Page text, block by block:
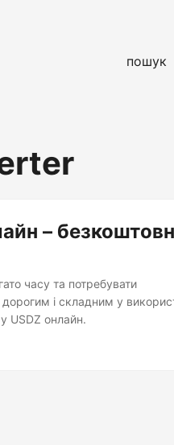
пошук
–
часу та потребувати
і складним у
USDZ онлайн.